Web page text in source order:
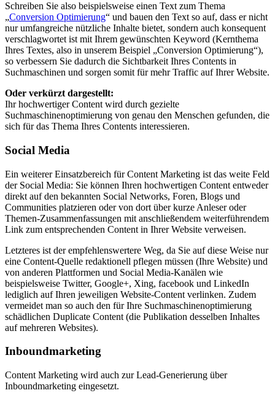
Schreiben Sie also beispielsweise einen Text zum Thema
„Conversion Optimierung“ und bauen den Text so auf, dass er nicht
nur umfangreiche nützliche Inhalte bietet, sondern auch konsequent
verschlagwortet ist mit Ihrem gewünschten Keyword (Kernthema
Ihres Textes, also in unserem Beispiel „Conversion Optimierung“),
so verbessern Sie dadurch die Sichtbarkeit Ihres Contents in
Suchmaschinen und sorgen somit für mehr Traffic auf Ihrer Website.
Oder verkürzt dargestellt:
Ihr hochwertiger Content wird durch gezielte
Suchmaschinenoptimierung von genau den Menschen gefunden, die
sich für das Thema Ihres Contents interessieren.
Social Media
Ein weiterer Einsatzbereich für Content Marketing ist das weite Feld
der Social Media: Sie können Ihren hochwertigen Content entweder
direkt auf den bekannten Social Networks, Foren, Blogs und
Communities platzieren oder von dort über kurze Anleser oder
Themen-Zusammenfassungen mit anschließendem weiterführendem
Link zum entsprechenden Content in Ihrer Website verweisen.
Letzteres ist der empfehlenswertere Weg, da Sie auf diese Weise nur
eine Content-Quelle redaktionell pflegen müssen (Ihre Website) und
von anderen Plattformen und Social Media-Kanälen wie
beispielsweise Twitter, Google+, Xing, facebook und LinkedIn
lediglich auf Ihren jeweiligen Website-Content verlinken. Zudem
vermeidet man so auch den für Ihre Suchmaschinenoptimierung
schädlichen Duplicate Content (die Publikation desselben Inhaltes
auf mehreren Websites).
Inboundmarketing
Content Marketing wird auch zur Lead-Generierung über
Inboundmarketing eingesetzt.